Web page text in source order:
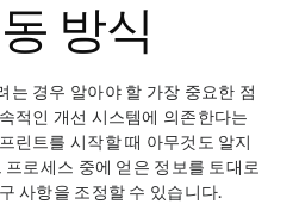
방식
는 경우 알아야 할 가장 중요한 점
적인 개선 시스템에 의존한다는
린트를 시작할 때 아무것도 알지
로세스 중에 얻은 정보를 토대로
사항을 조정할 수 있습니다.